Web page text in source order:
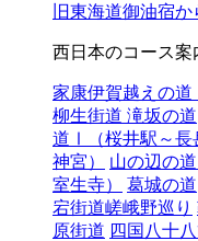
旧東海道御油宿
西日本のコース
家康伊賀越えの
柳生街道 滝坂の道
道Ⅰ（桜井駅～長
神宮）
山の辺の
室生寺）
葛城の道
宕街道嵯峨野巡り
原街道 四国八十